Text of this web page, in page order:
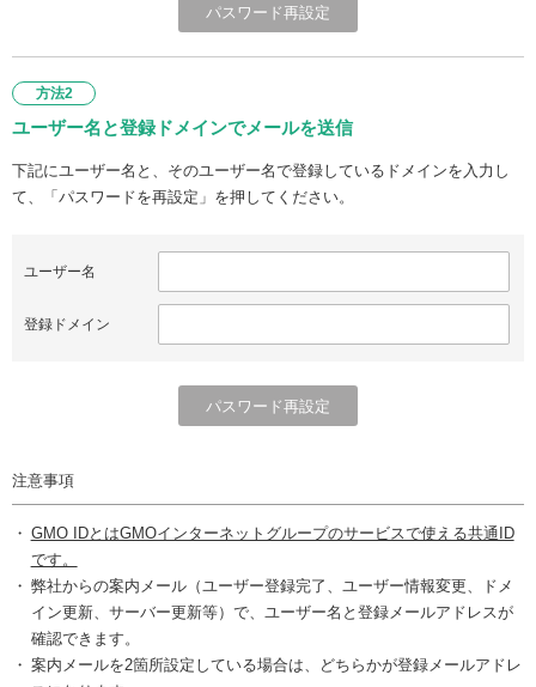
方法2
ユーザー名と登録ドメインでメールを送信
下記にユーザー名と、そのユーザー名で登録しているドメインを入力し
て、「パスワードを再設定」を押してください。
ユーザー名
登録ドメイン
注意事項
GMO IDとはGMOインターネットグループのサービスで使える共通ID
です。
弊社からの案内メール（ユーザー登録完了、ユーザー情報変更、ドメ
イン更新、サーバー更新等）で、ユーザー名と登録メールアドレスが
確認できます。
案内メールを2箇所設定している場合は、どちらかが登録メールアドレ